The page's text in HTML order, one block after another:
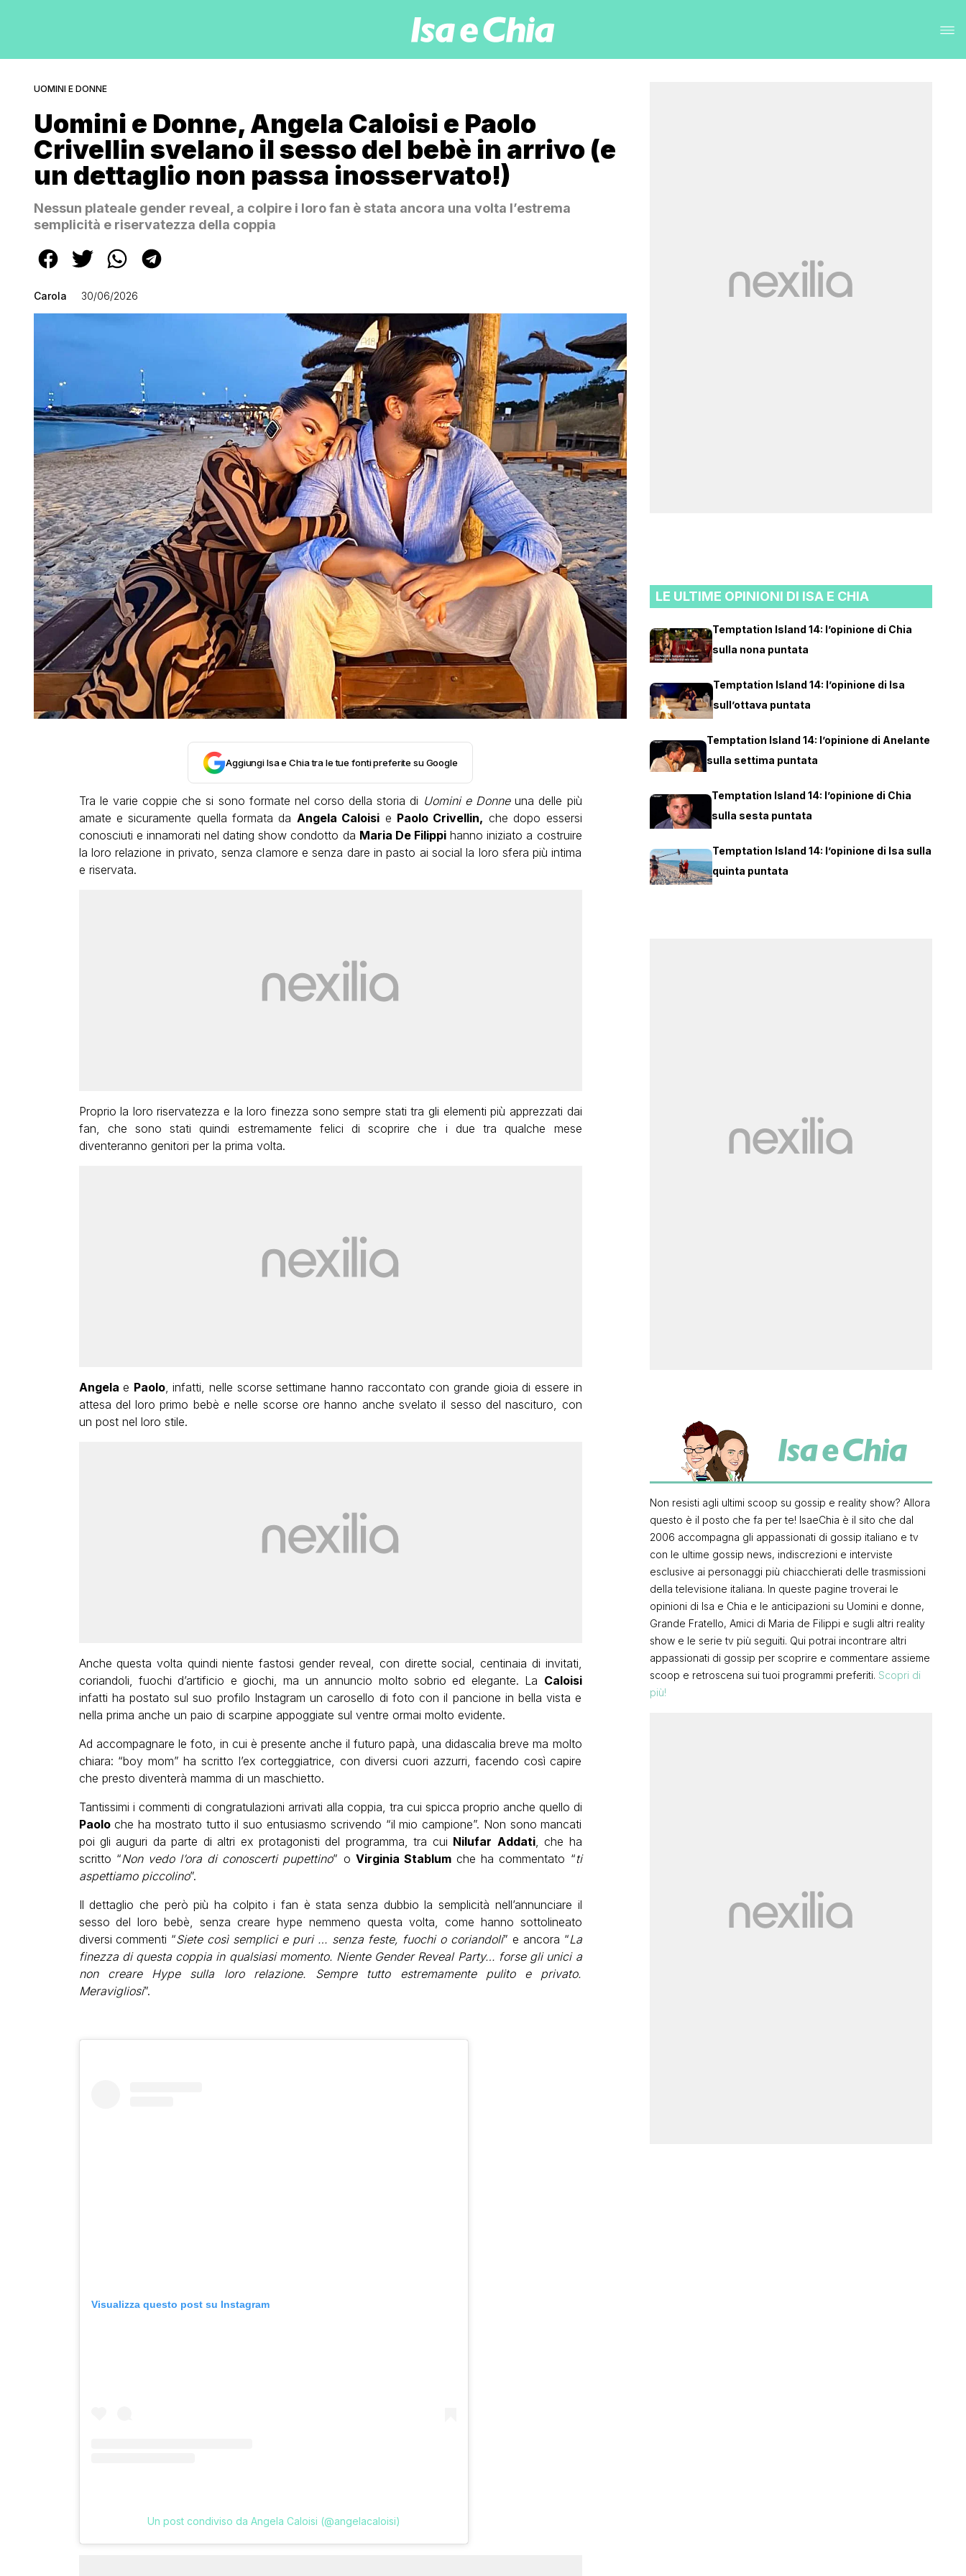
UOMINI E DONNE
Uomini e Donne, Angela Caloisi e Paolo
Crivellin svelano il sesso del bebè in arrivo (e
un dettaglio non passa inosservato!)
Nessun plateale gender reveal, a colpire i loro fan è stata ancora una volta l’estrema
semplicità e riservatezza della coppia
Carola 30/06/2026
Aggiungi Isa e Chia tra le tue fonti preferite su Google
Tra le varie coppie che si sono formate nel corso della storia di Uomini e Donneuna delle più
amate e sicuramente quella formata da Angela Caloisi e Paolo Crivellin, che dopo essersi
conosciuti e innamorati nel dating show condotto da Maria De Filippihanno iniziato a costruire
la loro relazione in privato, senza clamore e senza dare in pasto ai social la loro sfera più intima
e riservata.
Proprio la loro riservatezza e la loro finezza sono sempre stati tra gli elementi più apprezzati dai
fan, che sono stati quindi estremamente felici di scoprire che i due tra qualche mese
diventeranno genitori per la prima volta.
Angela e Paolo, infatti, nelle scorse settimane hanno raccontato con grande gioia di essere in
attesa del loro primo bebè e nelle scorse ore hanno anche svelato il sesso del nascituro, con
un post nel loro stile.
Anche questa volta quindi niente fastosi gender reveal, con dirette social, centinaia di invitati,
coriandoli, fuochi d’artificio e giochi, ma un annuncio molto sobrio ed elegante. La Caloisi
infatti ha postato sul suo profilo Instagram un carosello di foto con il pancione in bella vista e
nella prima anche un paio di scarpine appoggiate sul ventre ormai molto evidente.
Ad accompagnare le foto, in cui è presente anche il futuro papà, una didascalia breve ma molto
chiara: “boy mom” ha scritto l’ex corteggiatrice, con diversi cuori azzurri, facendo così capire
che presto diventerà mamma di un maschietto.
Tantissimi i commenti di congratulazioni arrivati alla coppia, tra cui spicca proprio anche quello di
Paoloche ha mostrato tutto il suo entusiasmo scrivendo “il mio campione”. Non sono mancati
poi gli auguri da parte di altri ex protagonisti del programma, tra cui Nilufar Addati, che ha
scritto “Non vedo l’ora di conoscerti pupettino” o Virginia Stablumche ha commentato “ti
aspettiamo piccolino”.
Il dettaglio che però più ha colpito i fan è stata senza dubbio la semplicità nell’annunciare il
sesso del loro bebè, senza creare hype nemmeno questa volta, come hanno sottolineato
diversi commenti “Siete così semplici e puri … senza feste, fuochi o coriandoli” e ancora “La
finezza di questa coppia in qualsiasi momento. Niente Gender Reveal Party… forse gli unici a
non creare Hype sulla loro relazione. Sempre tutto estremamente pulito e privato.
Meravigliosi”.
Visualizza questo post su Instagram
Un post condiviso da Angela Caloisi (@angelacaloisi)
LE ULTIME OPINIONI DI ISA E CHIA
Temptation Island 14: l’opinione di Chia
sulla nona puntata
Temptation Island 14: l’opinione di Isa
sull’ottava puntata
Temptation Island 14: l’opinione di Anelante
sulla settima puntata
Temptation Island 14: l’opinione di Chia
sulla sesta puntata
Temptation Island 14: l’opinione di Isa sulla
quinta puntata
Non resisti agli ultimi scoop su gossip e reality show? Allora
questo è il posto che fa per te! IsaeChia è il sito che dal
2006 accompagna gli appassionati di gossip italiano e tv
con le ultime gossip news, indiscrezioni e interviste
esclusive ai personaggi più chiacchierati delle trasmissioni
della televisione italiana. In queste pagine troverai le
opinioni di Isa e Chia e le anticipazioni su Uomini e donne,
Grande Fratello, Amici di Maria de Filippi e sugli altri reality
show e le serie tv più seguiti. Qui potrai incontrare altri
appassionati di gossip per scoprire e commentare assieme
scoop e retroscena sui tuoi programmi preferiti. Scopri di
più!